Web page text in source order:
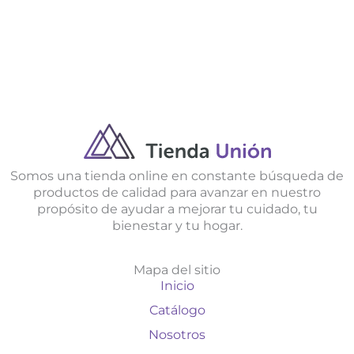
Somos una tienda online en constante búsqueda de
productos de calidad para avanzar en nuestro
propósito de ayudar a mejorar tu cuidado, tu
bienestar y tu hogar.
Mapa del sitio
Inicio
Catálogo
Nosotros